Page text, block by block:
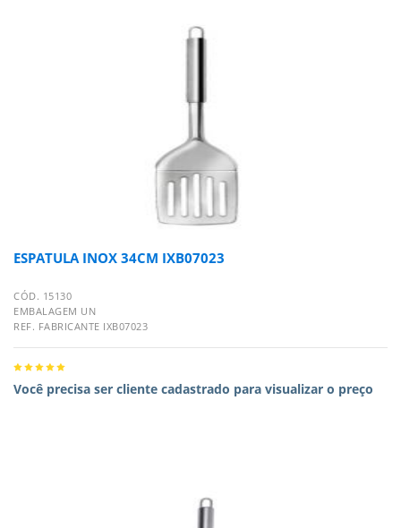
ESPATULA INOX 34CM IXB07023
CÓD. 15130
EMBALAGEM UN
REF. FABRICANTE IXB07023
Você precisa ser cliente cadastrado para visualizar o preço